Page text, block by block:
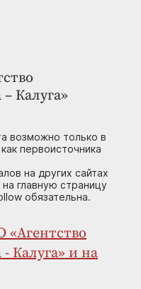
Калуга»
возможно только в
первоисточника
на других сайтах
главную страницу
обязательна.
«Агентство
Калуга» и на